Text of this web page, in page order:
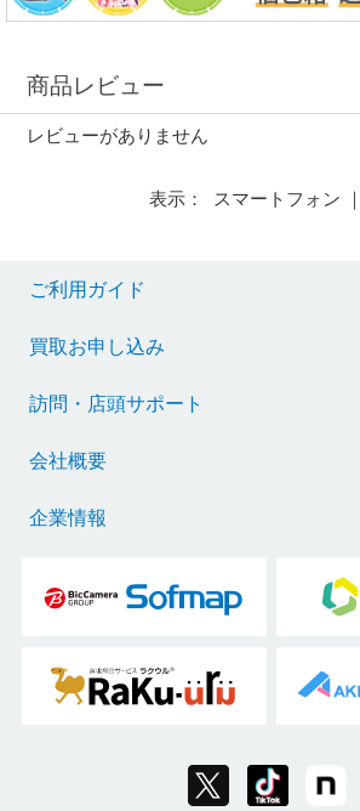
商品レビュー
レビューがありません
表示： スマートフォン ｜
ご利用ガイド
買取お申し込み
訪問・店頭サポート
会社概要
企業情報